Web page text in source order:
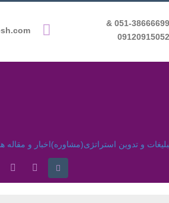
051-38666699 &
09120915052
و تدوین استراتژی(مشاوره)اخبار و مقاله